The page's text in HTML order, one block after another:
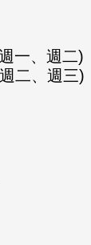
一、週二)
二、週三)